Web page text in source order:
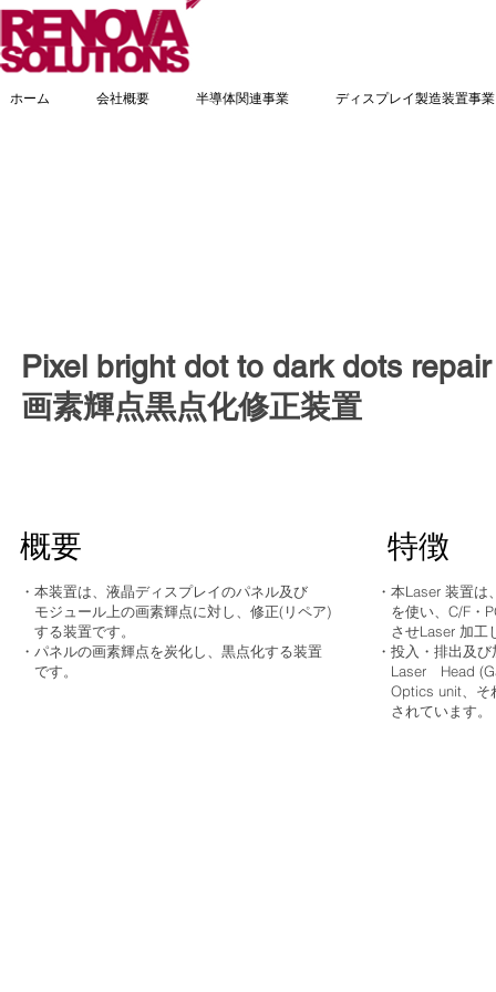
ホーム 会社概要 半導体関連事業 ディスプレイ製造装置事業
Pixel bright dot to dark dots
画素輝点黒点化修正装置
概要
・本装置は、液晶ディスプレイのパネル及び
モジュール上の画素輝点に対し、修正(リペア)
する装置です。
・パネルの画素輝点を炭化し、黒点化する装置
です。
​特徴
・本Laser 装置
を使い、C/F・
させLaser 加工
・投入・排出及
Laser Head
Optics unit、そ
されています。